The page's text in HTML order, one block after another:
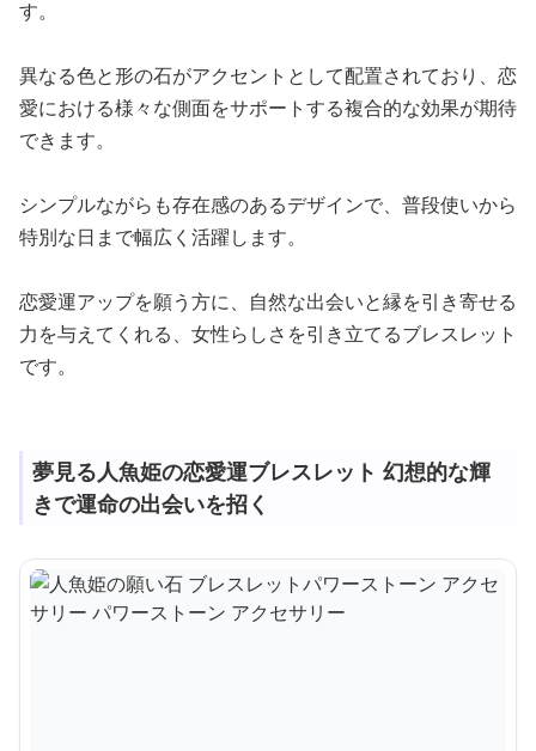
す。
異なる色と形の石がアクセントとして配置されており、恋
愛における様々な側面をサポートする複合的な効果が期待
できます。
シンプルながらも存在感のあるデザインで、普段使いから
特別な日まで幅広く活躍します。
恋愛運アップを願う方に、自然な出会いと縁を引き寄せる
力を与えてくれる、女性らしさを引き立てるブレスレット
です。
夢見る人魚姫の恋愛運ブレスレット 幻想的な輝
きで運命の出会いを招く